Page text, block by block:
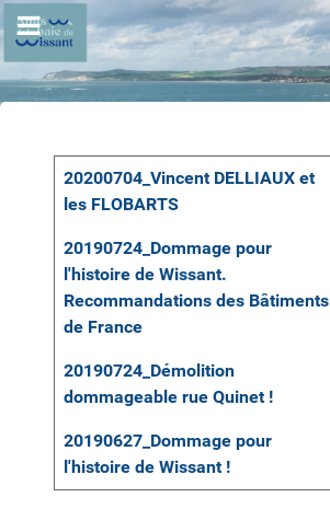
Articles
Titre Clics
20200704_Vincent DELLIAUX et
les FLOBARTS
20190724_Dommage pour
l'histoire de Wissant.
Recommandations des Bâtiments
de France
20190724_Démolition
dommageable rue Quinet !
20190627_Dommage pour
l'histoire de Wissant !